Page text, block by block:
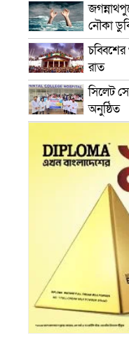
নৌকা
রাত
সিলেট
অনুষ্ঠিত